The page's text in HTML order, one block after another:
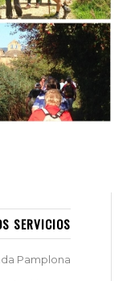
SERVICIOS
Pamplona